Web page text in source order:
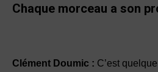
Chaque morceau a son
Clément Doumic : C’est